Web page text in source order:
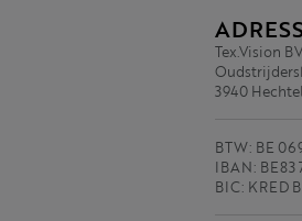
Tex.Vision
3940
BTW: BE
IBAN: BE83
BIC: KRED